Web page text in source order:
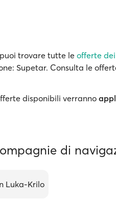
trovare tutte le offerte
Supetar. Consulta le
disponibili verranno
di
Luka-Krilo